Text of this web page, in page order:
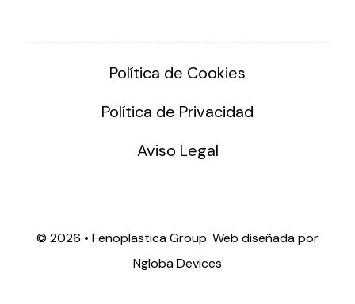
Política de Cookies
Política de Privacidad
Aviso Legal
© 2026 • Fenoplastica Group. Web diseñada por
Ngloba Devices